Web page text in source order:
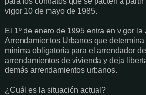
vigor 10 de mayo de 1985.
El 1º de enero de 1995 entra en vigor la
Arrendamientos Urbanos que
mínima obligatoria para el arrendador
arrendamientos de vivienda y deja
demás arrendamientos urbanos.
¿Cuál es la situación actual?